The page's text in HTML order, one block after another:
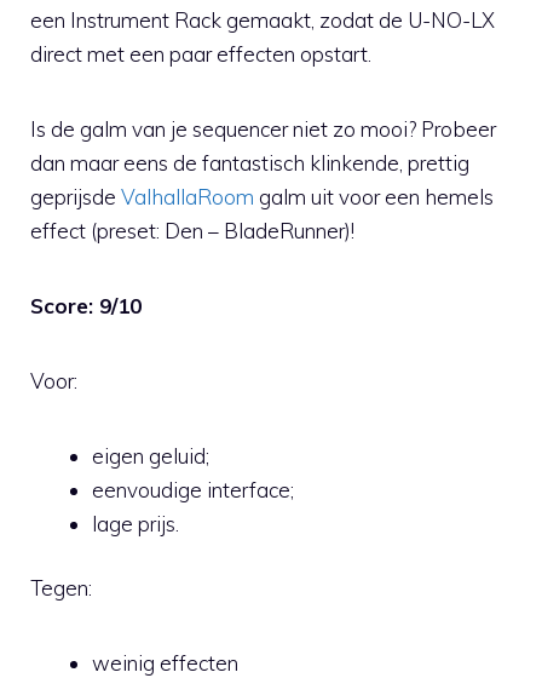
een Instrument Rack gemaakt, zodat de U-NO-LX
direct met een paar effecten opstart.
Is de galm van je sequencer niet zo mooi? Probeer
dan maar eens de fantastisch klinkende, prettig
geprijsde ValhallaRoom galm uit voor een hemels
effect (preset: Den – BladeRunner)!
Score: 9/10
Voor:
eigen geluid;
eenvoudige interface;
lage prijs.
Tegen:
weinig effecten